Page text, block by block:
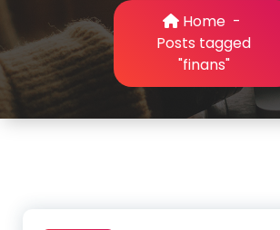
Home -
Posts tagged
"finans"